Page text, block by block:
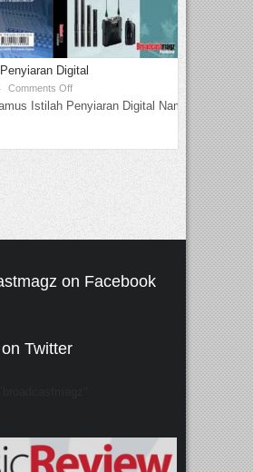
Digital
Comments Off
Istilah Penyiaran Digital Nama
on Facebook
Twitter